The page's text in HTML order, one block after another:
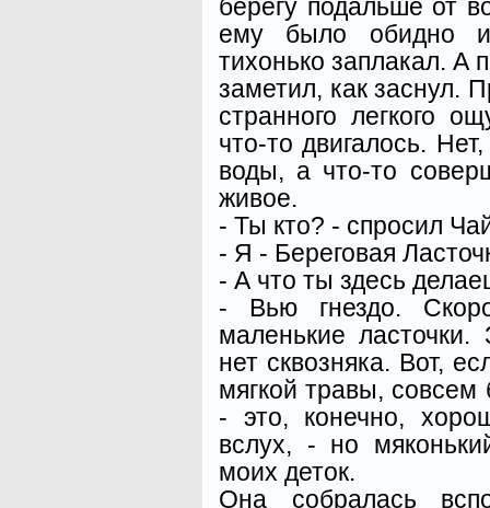
берегу подальше от
ему было обидно
тихонько заплакал. А
заметил, как заснул.
странного легкого
что-то двигалось.
воды, а что-то
живое.
- Ты кто? - спросил
- Я - Береговая
- А что ты здесь
- Вью гнездо.
маленькие
нет сквозняка. Вот,
мягкой травы, совсем
- это, конечно,
вслух, - но
моих деток.
Она собралась